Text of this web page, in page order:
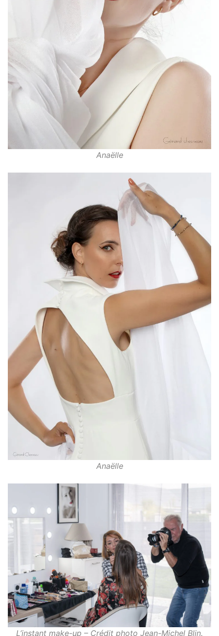
Anaëlle
Anaëlle
L’instant make-up – Crédit photo Jean-Michel Blin.